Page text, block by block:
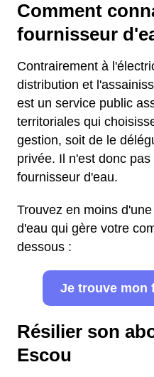
Comment
fournisseur
Contrairement à
distribution et
est un service public
territoriales qui
gestion, soit de le
privée. Il n'est donc
fournisseur d'eau.
Trouvez en moins
d'eau qui gère votre
dessous :
Je trouve mon
Résilier son
Escou